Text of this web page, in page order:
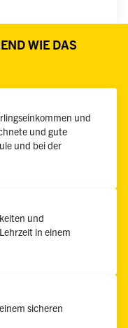
WIE DAS
und
und gute
und bei der
und
in einem
sicheren